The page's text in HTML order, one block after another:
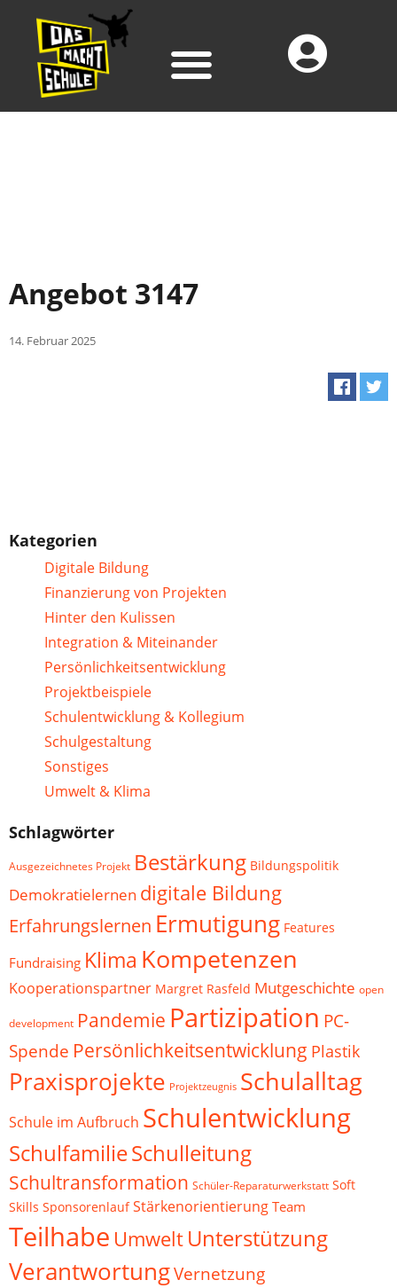
Angebot 3147
14. Februar 2025
Kategorien
Digitale Bildung
Finanzierung von Projekten
Hinter den Kulissen
Integration & Miteinander
Persönlichkeitsentwicklung
Projektbeispiele
Schulentwicklung & Kollegium
Schulgestaltung
Sonstiges
Umwelt & Klima
Schlagwörter
Ausgezeichnetes Projekt Bestärkung Bildungspolitik
Demokratielernen digitale Bildung
Erfahrungslernen Ermutigung Features
Fundraising Klima Kompetenzen
Kooperationspartner Margret Rasfeld Mutgeschichte open
development Pandemie Partizipation PC-
Spende Persönlichkeitsentwicklung Plastik
Praxisprojekte Projektzeugnis Schulalltag
Schule im Aufbruch Schulentwicklung
SchulfamilieSchulleitung
Schultransformation Schüler-Reparaturwerkstatt Soft
Skills Sponsorenlauf Stärkenorientierung Team
Teilhabe Umwelt Unterstützung
VerantwortungVernetzung